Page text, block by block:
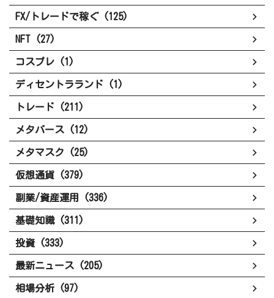
FX/トレードで稼ぐ (125)
NFT (27)
コスプレ (1)
ディセントラランド (1)
トレード (211)
メタバース (12)
メタマスク (25)
仮想通貨 (379)
副業/資産運用 (336)
基礎知識 (311)
投資 (333)
最新ニュース (205)
相場分析 (97)